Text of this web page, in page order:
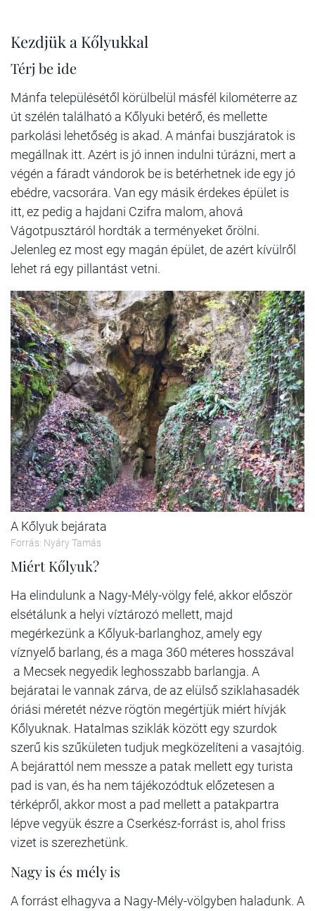
Kezdjük a Kőlyukkal
Térj be ide
Mánfa településétől körülbelül másfél kilométerre az
út szélén található a Kőlyuki betérő, és mellette
parkolási lehetőség is akad. A mánfai buszjáratok is
megállnak itt. Azért is jó innen indulni túrázni, mert a
végén a fáradt vándorok be is betérhetnek ide egy jó
ebédre, vacsorára. Van egy másik érdekes épület is
itt, ez pedig a hajdani Czifra malom, ahová
Vágotpusztáról hordták a terményeket őrölni.
Jelenleg ez most egy magán épület, de azért kívülről
lehet rá egy pillantást vetni.
A Kőlyuk bejárata
Forrás: Nyáry Tamás
Miért Kőlyuk?
Ha elindulunk a Nagy-Mély-völgy felé, akkor először
elsétálunk a helyi víztározó mellett, majd
megérkezünk a Kőlyuk-barlanghoz, amely egy
víznyelő barlang, és a maga 360 méteres hosszával
a Mecsek negyedik leghosszabb barlangja. A
bejáratai le vannak zárva, de az elülső sziklahasadék
óriási méretét nézve rögtön megértjük miért hívják
Kőlyuknak. Hatalmas sziklák között egy szurdok
szerű kis szűkületen tudjuk megközelíteni a vasajtóig.
A bejárattól nem messze a patak mellett egy turista
pad is van, és ha nem tájékozódtuk előzetesen a
térképről, akkor most a pad mellett a patakpartra
lépve vegyük észre a Cserkész-forrást is, ahol friss
vizet is szerezhetünk.
Nagy is és mély is
A forrást elhagyva a Nagy-Mély-völgyben haladunk. A